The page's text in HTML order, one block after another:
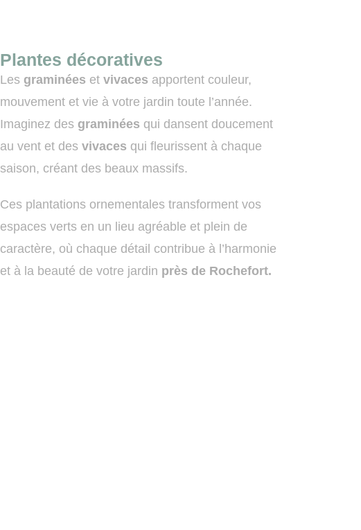
Plantes décoratives
Les graminées et vivaces apportent couleur,
mouvement et vie à votre jardin toute l’année.
Imaginez des graminées qui dansent doucement
au vent et des vivaces qui fleurissent à chaque
saison, créant des beaux massifs.
Ces plantations ornementales transforment vos
espaces verts en un lieu agréable et plein de
caractère, où chaque détail contribue à l’harmonie
et à la beauté de votre jardin près de Rochefort.